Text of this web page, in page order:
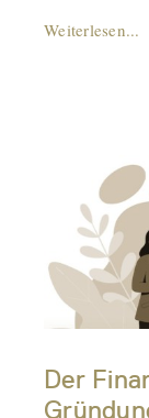
Weiterlesen...
Der